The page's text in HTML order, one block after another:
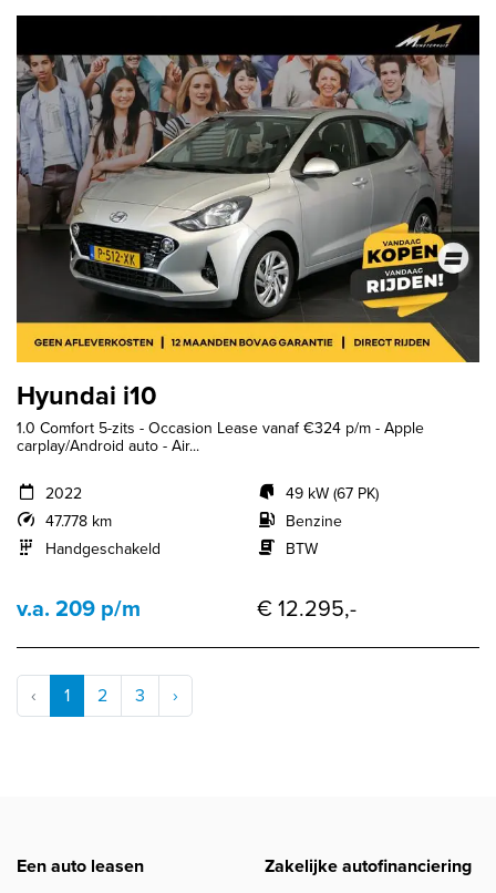
Hyundai i10
1.0 Comfort 5-zits - Occasion Lease vanaf €324 p/m - Apple
carplay/Android auto - Air...
2022
47.778 km
Handgeschakeld
49 kW (67 PK)
Benzine
BTW
v.a. 209 p/m € 12.295,-
‹ 1 2 3 ›
Een auto leasen Zakelijke autofinanciering